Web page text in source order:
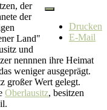
Drucken
E-Mail
der
der
Land"
und
nennnen ihre Heimat
weniger ausgeprägt.
großer Wert gelegt.
Oberlausitz, besitzen